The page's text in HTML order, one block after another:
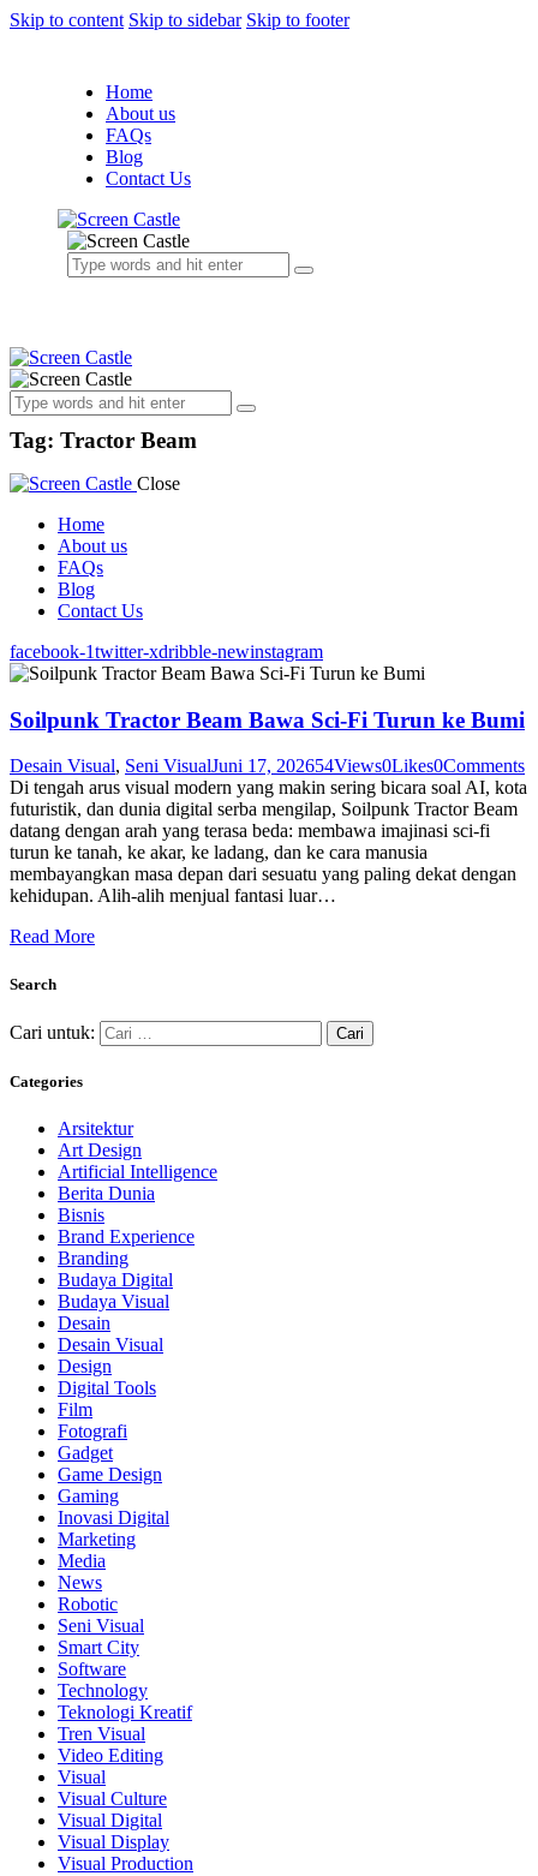
Skip to content Skip to sidebar Skip to footer
Home
About us
FAQs
Blog
Contact Us
Tag: Tractor Beam
Close
Home
About us
FAQs
Blog
Contact Us
facebook-1twitter-xdribble-newinstagram
Soilpunk Tractor Beam Bawa Sci-Fi Turun ke Bumi
Desain Visual, Seni VisualJuni 17, 202654Views0Likes0Comments
Di tengah arus visual modern yang makin sering bicara soal AI, kota
futuristik, dan dunia digital serba mengilap, Soilpunk Tractor Beam
datang dengan arah yang terasa beda: membawa imajinasi sci-fi
turun ke tanah, ke akar, ke ladang, dan ke cara manusia
membayangkan masa depan dari sesuatu yang paling dekat dengan
kehidupan. Alih-alih menjual fantasi luar…
Read More
Search
Cari untuk:
Categories
Arsitektur
Art Design
Artificial Intelligence
Berita Dunia
Bisnis
Brand Experience
Branding
Budaya Digital
Budaya Visual
Desain
Desain Visual
Design
Digital Tools
Film
Fotografi
Gadget
Game Design
Gaming
Inovasi Digital
Marketing
Media
News
Robotic
Seni Visual
Smart City
Software
Technology
Teknologi Kreatif
Tren Visual
Video Editing
Visual
Visual Culture
Visual Digital
Visual Display
Visual Production